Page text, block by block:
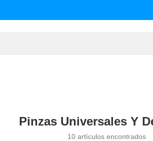
Pinzas Universales Y
10 artículos encontrados